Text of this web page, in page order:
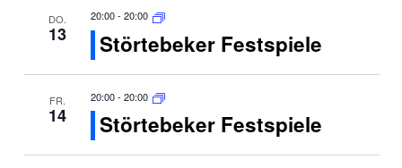
DO.
13
20:00- 20:00
Störtebeker Festspiele
FR.
14
20:00- 20:00
Störtebeker Festspiele